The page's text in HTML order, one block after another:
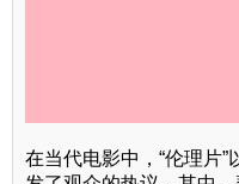
在当代电影中，“伦理片”